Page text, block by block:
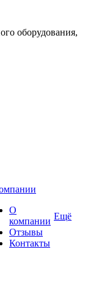
оборудования,
О
компании
Отзывы
Контакты
Ещё